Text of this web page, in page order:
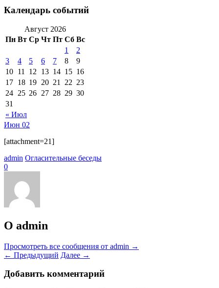
Календарь событий
Август 2026
Пн Вт Ср Чт Пт Сб Вс
« Июл
1
2
3
4 5 6 7 8
9
10 11 12 13 14 15 16
17 18 19 20 21 22 23
24 25 26 27 28 29 30
31
Июн 02
[attachment=21]
admin Огласительные беседы
0
О admin
Просмотреть все сообщения от admin →
← Предыдущий Далее →
Добавить комментарий